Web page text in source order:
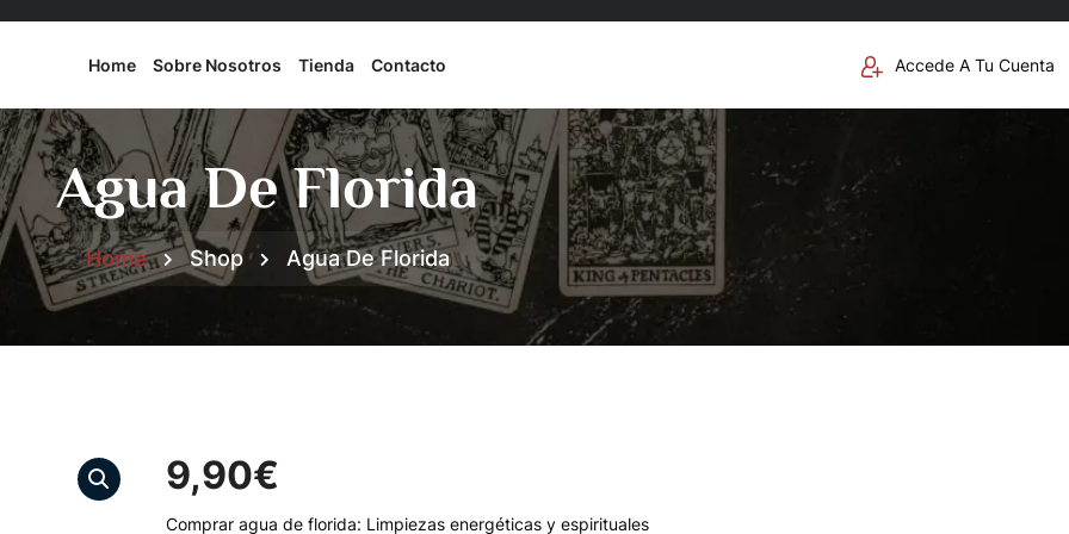
Home Sobre Nosotros Tienda Contacto Accede A Tu Cuenta
Agua De Florida
Home Shop Agua De Florida
9,90€
Comprar agua de florida: Limpiezas energéticas y espirituales